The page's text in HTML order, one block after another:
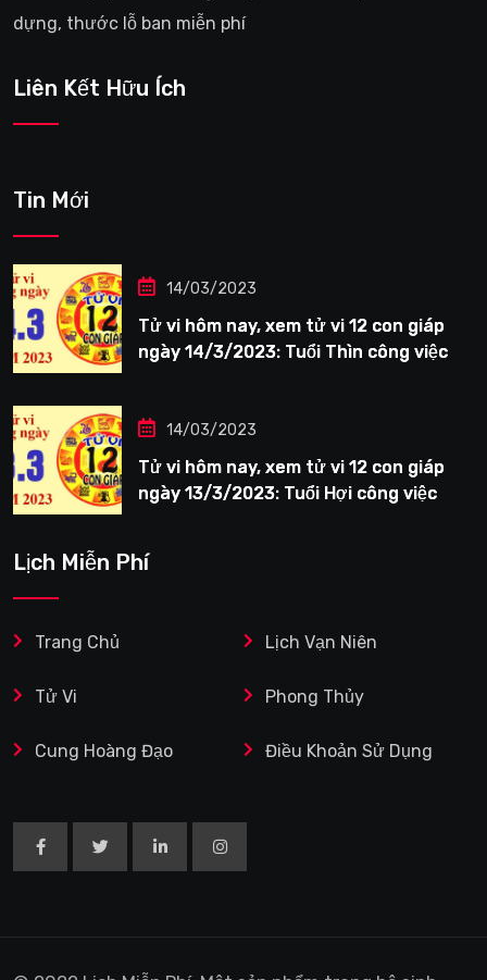
dựng, thước lỗ ban miễn phí
Liên Kết Hữu Ích
Tin Mới
14/03/2023
Tử vi hôm nay, xem tử vi 12 con giáp
ngày 14/3/2023: Tuổi Thìn công việc
14/03/2023
Tử vi hôm nay, xem tử vi 12 con giáp
ngày 13/3/2023: Tuổi Hợi công việc
Lịch Miễn Phí
Trang Chủ Lịch Vạn Niên
Tử Vi Phong Thủy
Cung Hoàng Đạo Điều Khoản Sử Dụng